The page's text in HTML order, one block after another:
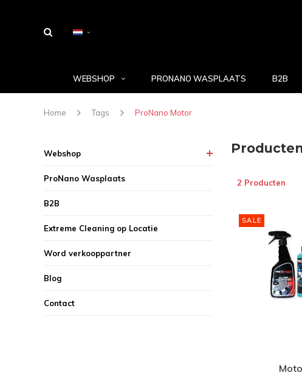
WEBSHOP PRONANO WASPLAATS B2B
Home Tags ProNano Motor
Webshop
ProNano Wasplaats
B2B
Extreme Cleaning op Locatie
Word verkooppartner
Blog
Contact
2 Producten
SALE